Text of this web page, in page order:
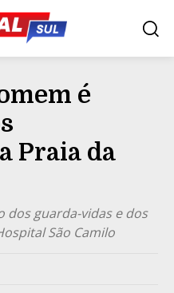
é
Praia da
dos guarda-vidas e dos
São Camilo